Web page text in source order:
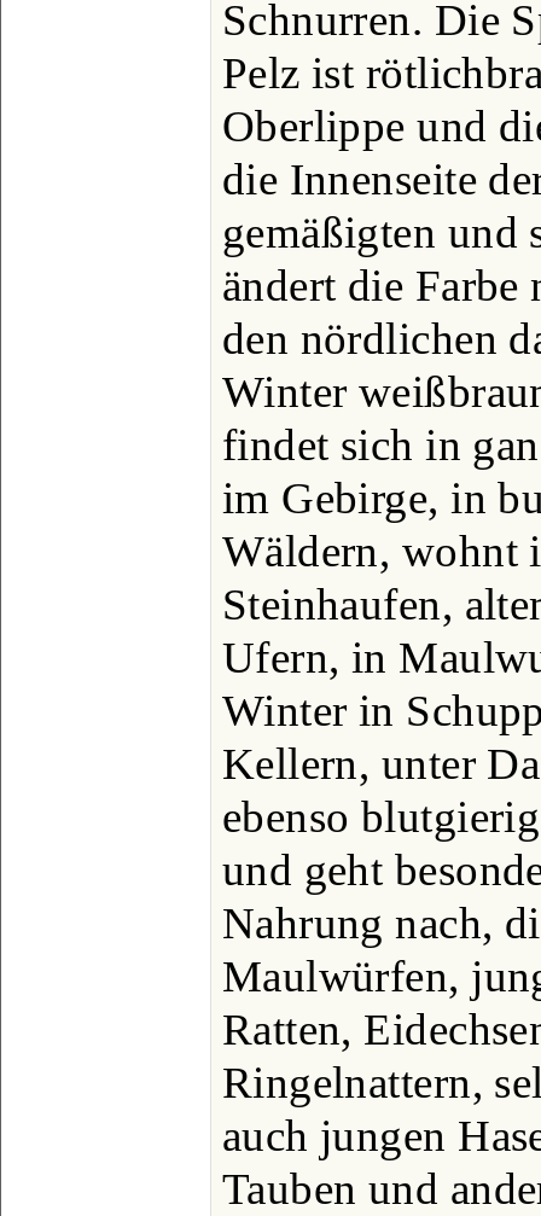
Schnurren. Die
Pelz ist
Oberlippe und
die Innenseite
gemäßigten und
ändert die Farbe
den nördlichen
Winter
findet sich in
im Gebirge, in
Wäldern, wohnt
Steinhaufen,
Ufern, in
Winter in
Kellern, unter
ebenso
und geht
Nahrung nach,
Maulwürfen,
Ratten,
Ringelnattern,
auch jungen
Tauben und